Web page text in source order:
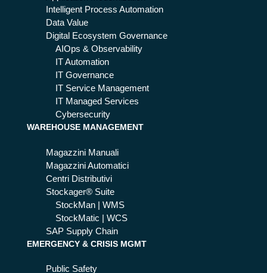
Intelligent Process Automation
Data Value
Digital Ecosystem Governance
AIOps & Observability
IT Automation
IT Governance
IT Service Management
IT Managed Services
Cybersecurity
WAREHOUSE MANAGEMENT
Magazzini Manuali
Magazzini Automatici
Centri Distributivi
Stockager® Suite
StockMan | WMS
StockMatic | WCS
SAP Supply Chain
EMERGENCY & CRISIS MGMT
Public Safety